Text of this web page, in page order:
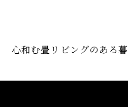
心和む畳リビングのある